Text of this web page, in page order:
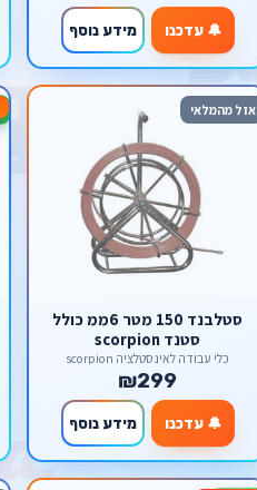
🔔 עדכנו מידע נוסף
אזל מהמלאי
סטלבנד 150 מטר 6ממ כולל
סטנד scorpion
כלי עבודה לאינסטלציה scorpion
₪299
🔔 עדכנו מידע נוסף